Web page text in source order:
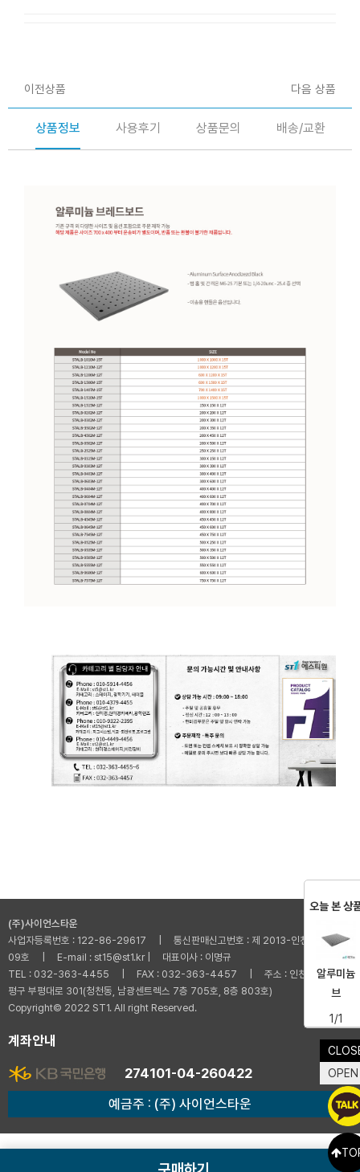
구매하기
이전상품 다음 상품
상품정보 사용후기 상품문의 배송/교환
(주)사이언스타운
사업자등록번호 : 122-86-29617 | 통신판매신고번호 : 제 2013-인천부평-001
09호 | E-mail : st15@st1.kr | 대표이사 : 이명규
TEL : 032-363-4455 | FAX : 032-363-4457 | 주소 : 인천광역시 부
평구 부평대로 301(청천동, 남광센트렉스 7층 705호, 8층 803호)
Copyright© 2022 ST1. All right Reserved.
계좌안내
274101-04-260422
예금주 : (주) 사이언스타운
OPEN
오늘 본 상
알루미늄
브
1/1